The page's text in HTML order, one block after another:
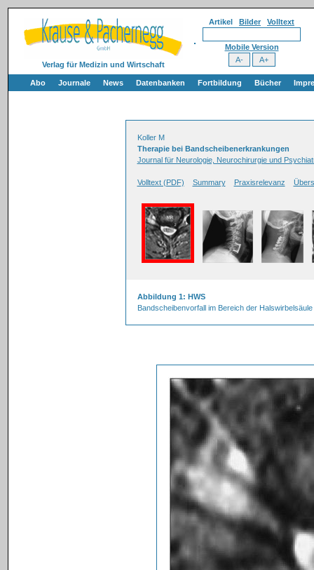
Verlag für Medizin und Wirtschaft
Artikel Bilder Volltext
Mobile Version
Abo Journale News Datenbanken Fortbildung Bücher
Koller M
Therapie bei Bandscheibenerkrankungen
Journal für Neurologie, Neurochirurgie und
Volltext (PDF) Summary Praxisrelevanz
Abbildung 1: HWS
Bandscheibenvorfall im Bereich der Halswirbelsäule